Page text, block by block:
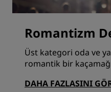
Romantizm
Üst kategori oda ve
romantik bir
DAHA FAZLASINI